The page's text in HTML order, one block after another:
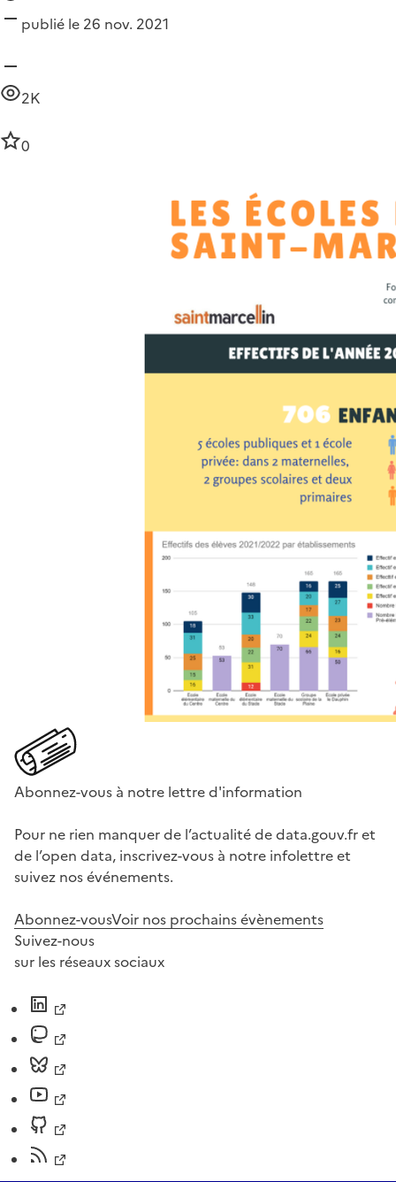
publié le 26 nov. 2021
2K
0
Abonnez-vous à notre lettre d'information
Pour ne rien manquer de l’actualité de data.gouv.fr et
de l’open data, inscrivez-vous à notre infolettre et
suivez nos événements.
Abonnez-vousVoir nos prochains évènements
Suivez-nous
sur les réseaux sociaux